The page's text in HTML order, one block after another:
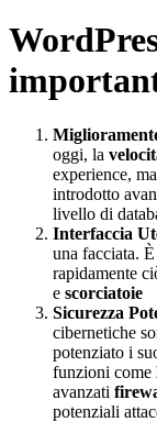
oggi, la
experience,
introdotto
livello di
Interfaccia
una facciata.
rapidamente
e scorciatoie
Sicurezza
cibernetiche
potenziato i
funzioni come
avanzati
potenziali